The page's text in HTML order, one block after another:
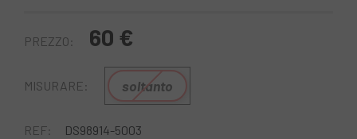
PREZZO: 60 €
MISURARE: soltanto
REF: DS98914-5003